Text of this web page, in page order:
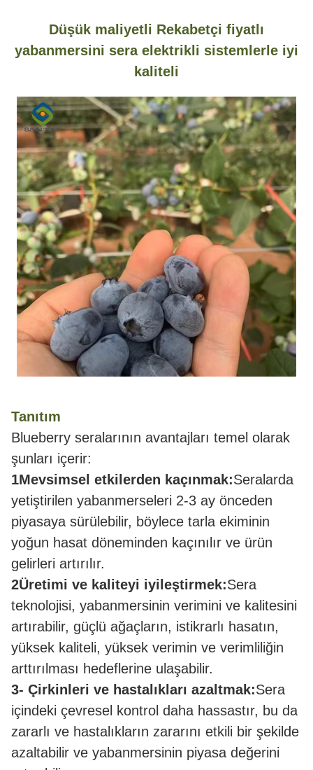
Düşük maliyetli Rekabetçi fiyatlı
yabanmersini sera elektrikli sistemlerle iyi
kaliteli
Tanıtım
Blueberry seralarının avantajları temel olarak
şunları içerir:
1Mevsimsel etkilerden kaçınmak:Seralarda
yetiştirilen yabanmerseleri 2-3 ay önceden
piyasaya sürülebilir, böylece tarla ekiminin
yoğun hasat döneminden kaçınılır ve ürün
gelirleri artırılır.
2Üretimi ve kaliteyi iyileştirmek:Sera
teknolojisi, yabanmersinin verimini ve kalitesini
artırabilir, güçlü ağaçların, istikrarlı hasatın,
yüksek kaliteli, yüksek verimin ve verimliliğin
arttırılması hedeflerine ulaşabilir.
3- Çirkinleri ve hastalıkları azaltmak:Sera
içindeki çevresel kontrol daha hassastır, bu da
zararlı ve hastalıkların zararını etkili bir şekilde
azaltabilir ve yabanmersinin piyasa değerini